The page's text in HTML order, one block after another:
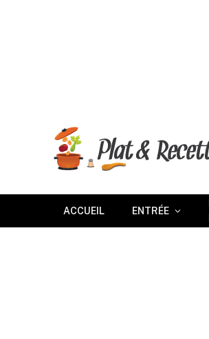
ACCUEIL ENTRÉE